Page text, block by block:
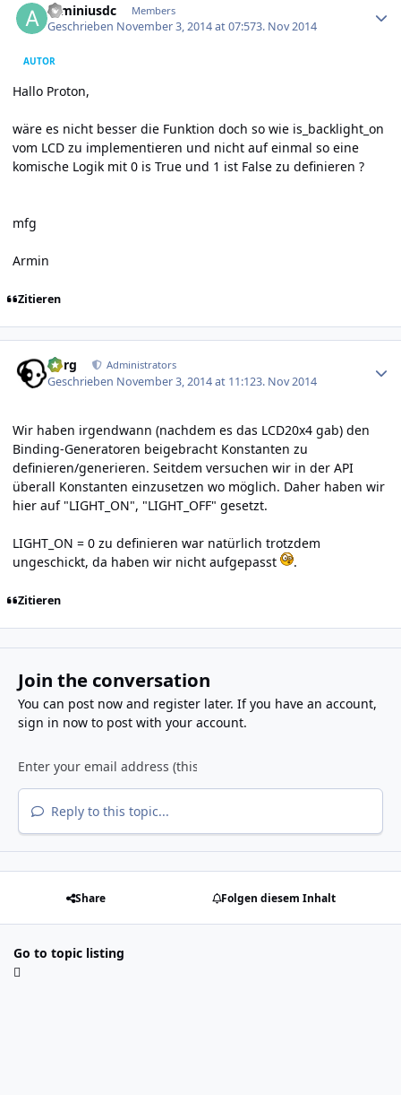
arminiusdc Members
Geschrieben November 3, 2014 at 07:573. Nov 2014
AUTOR
Hallo Proton,
wäre es nicht besser die Funktion doch so wie is_backlight_on
vom LCD zu implementieren und nicht auf einmal so eine
komische Logik mit 0 is True und 1 ist False zu definieren ?
mfg
Armin
Zitieren
borg Administrators
Geschrieben November 3, 2014 at 11:123. Nov 2014
Wir haben irgendwann (nachdem es das LCD20x4 gab) den
Binding-Generatoren beigebracht Konstanten zu
definieren/generieren. Seitdem versuchen wir in der API
überall Konstanten einzusetzen wo möglich. Daher haben wir
hier auf "LIGHT_ON", "LIGHT_OFF" gesetzt.
LIGHT_ON = 0 zu definieren war natürlich trotzdem
ungeschickt, da haben wir nicht aufgepasst
.
Zitieren
Join the conversation
You can post now and register later. If you have an account,
sign in nowto post with your account.
Reply to this topic...
Share Folgen diesem Inhalt
Go to topic listing